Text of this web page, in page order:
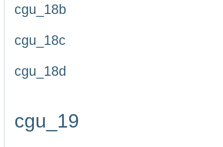
cgu_18b
cgu_18c
cgu_18d
cgu_19